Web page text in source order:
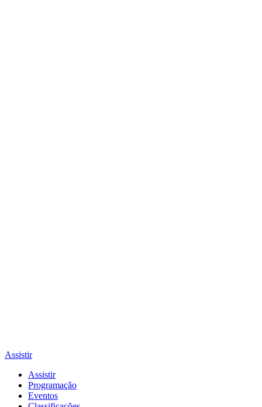
Assistir
Assistir
Programação
Eventos